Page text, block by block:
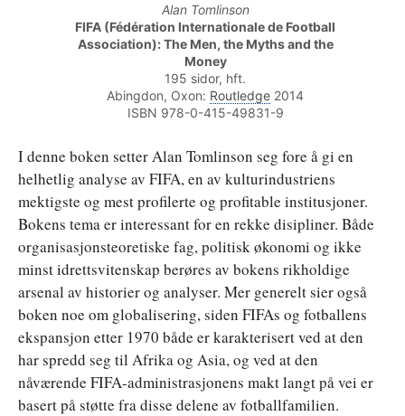
Alan Tomlinson
FIFA (Fédération Internationale de Football
Association): The Men, the Myths and the
Money
195 sidor, hft.
Abingdon, Oxon: Routledge 2014
ISBN 978-0-415-49831-9
I denne boken setter Alan Tomlinson seg fore å gi en
helhetlig analyse av FIFA, en av kulturindustriens
mektigste og mest profilerte og profitable institusjoner.
Bokens tema er interessant for en rekke disipliner. Både
organisasjonsteoretiske fag, politisk økonomi og ikke
minst idrettsvitenskap berøres av bokens rikholdige
arsenal av historier og analyser. Mer generelt sier også
boken noe om globalisering, siden FIFAs og fotballens
ekspansjon etter 1970 både er karakterisert ved at den
har spredd seg til Afrika og Asia, og ved at den
nåværende FIFA-administrasjonens makt langt på vei er
basert på støtte fra disse delene av fotballfamilien.